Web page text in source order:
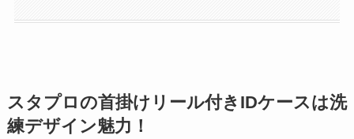
スタプロの首掛けリール付きIDケースは洗
練デザイン魅力！